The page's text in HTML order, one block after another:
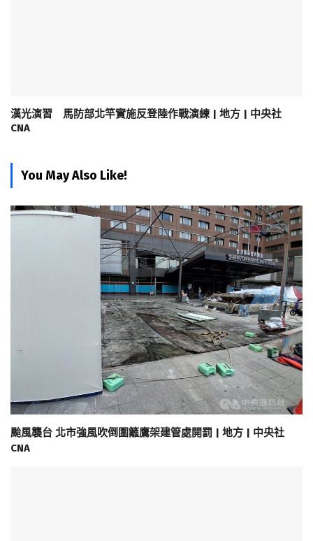
漢光演習 馬防部北竿實施反登陸作戰演練 | 地方 | 中央社
CNA
You May Also Like!
颱風襲台 北市強風吹倒圍籬鷹架建管處開罰 | 地方 | 中央社
CNA